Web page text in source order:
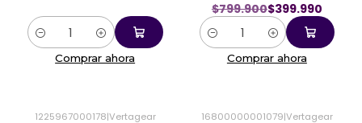
Cantidad
Comprar ahora
$799.900$399.990
Cantidad
Comprar ahora
1225967000178|Vertagear 16800000001079|Vertagear